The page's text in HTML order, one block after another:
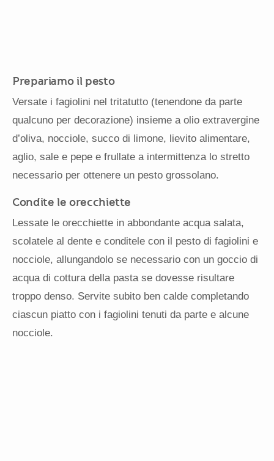
Prepariamo il pesto
Versate i fagiolini nel tritatutto (tenendone da parte
qualcuno per decorazione) insieme a olio extravergine
d’oliva, nocciole, succo di limone, lievito alimentare,
aglio, sale e pepe e frullate a intermittenza lo stretto
necessario per ottenere un pesto grossolano.
Condite le orecchiette
Lessate le orecchiette in abbondante acqua salata,
scolatele al dente e conditele con il pesto di fagiolini e
nocciole, allungandolo se necessario con un goccio di
acqua di cottura della pasta se dovesse risultare
troppo denso. Servite subito ben calde completando
ciascun piatto con i fagiolini tenuti da parte e alcune
nocciole.